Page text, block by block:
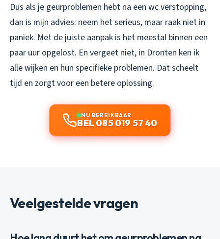
Dus als je geurproblemen hebt na een wc verstopping,
dan is mijn advies: neem het serieus, maar raak niet in
paniek. Met de juiste aanpak is het meestal binnen een
paar uur opgelost. En vergeet niet, in Dronten ken ik
alle wijken en hun specifieke problemen. Dat scheelt
tijd en zorgt voor een betere oplossing.
NU BEREIKBAAR
BEL 085 019 57 40
Veelgestelde vragen